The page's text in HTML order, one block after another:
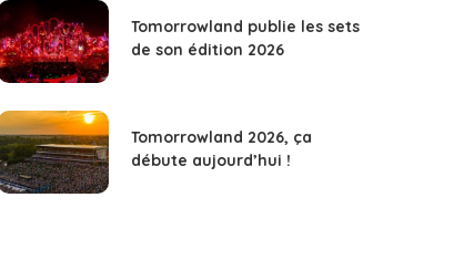
Tomorrowland publie les sets
de son édition 2026
Tomorrowland 2026, ça
débute aujourd’hui !